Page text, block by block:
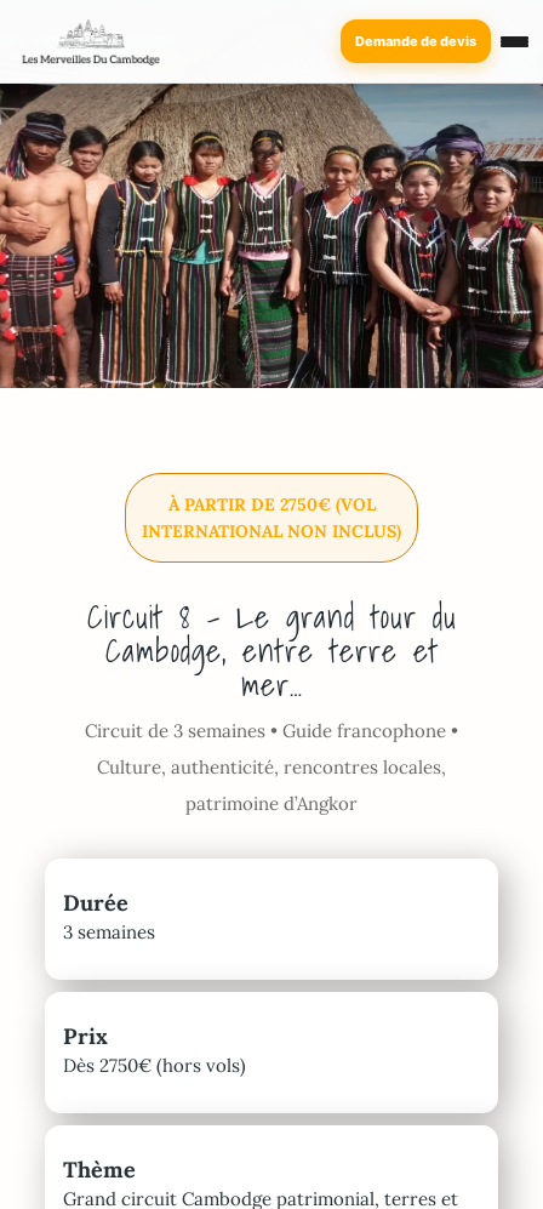
Demande de devis
À PARTIR DE 2750€ (VOL
INTERNATIONAL NON INCLUS)
Circuit 8 – Le grand tour du
Cambodge, entre terre et
mer…
Circuit de 3 semaines • Guide francophone •
Culture, authenticité, rencontres locales,
patrimoine d’Angkor
Durée
3 semaines
Prix
Dès 2750€ (hors vols)
Thème
Grand circuit Cambodge patrimonial, terres et